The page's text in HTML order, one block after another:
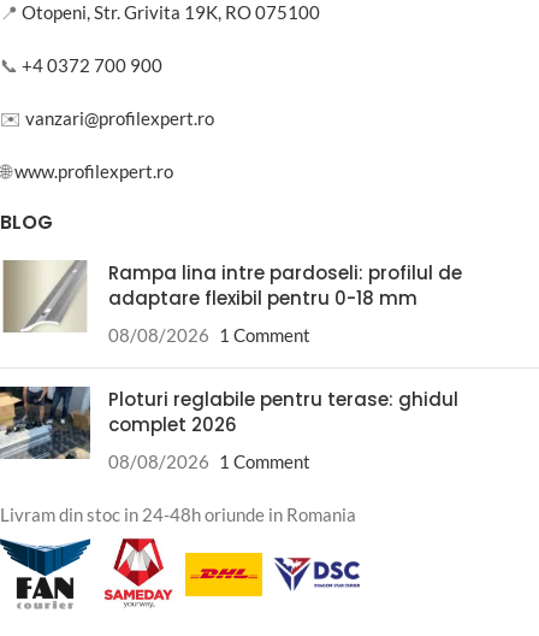
📍 Otopeni, Str. Grivita 19K, RO 075100
📞 +4 0372 700 900
✉️ vanzari@profilexpert.ro
🌐www.profilexpert.ro
BLOG
Rampa lina intre pardoseli: profilul de
adaptare flexibil pentru 0-18 mm
08/08/2026 1 Comment
Ploturi reglabile pentru terase: ghidul
complet 2026
08/08/2026 1 Comment
Livram din stoc in 24-48h oriunde in Romania